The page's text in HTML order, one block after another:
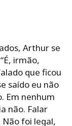
Arthur se
irmão,
que ficou
saído eu não
Em nenhum
não. Falar
Não foi legal,